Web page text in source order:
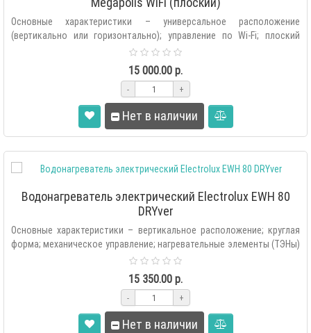
Основные характеристики – универсальное расположение
(вертикально или горизонтально); управление по Wi-Fi; плоский
15 000.00 р.
- +
Нет в наличии
Водонагреватель электрический Electrolux EWH 80
DRYver
Основные характеристики – вертикальное расположение; круглая
форма; механическое управление; нагревательные элементы (ТЭНы)
15 350.00 р.
- +
Нет в наличии